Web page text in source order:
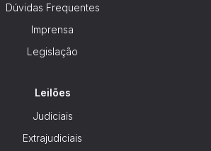
Dúvidas Frequentes
Imprensa
Legislação
Leilões
Judiciais
Extrajudiciais